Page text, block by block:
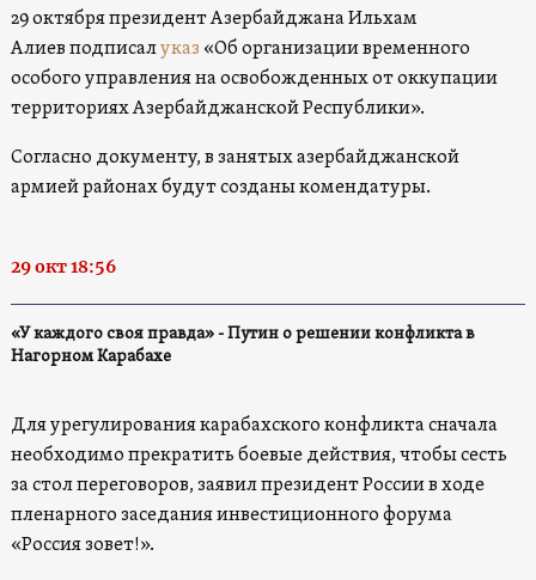
29 октября президент Азербайджана Ильхам
Алиев подписалуказ «Об организации временного
особого управления на освобожденных от оккупации
территориях Азербайджанской Республики».
Согласно документу, в занятых азербайджанской
армией районах будут созданы комендатуры.
29 окт 18:56
«У каждого своя правда» - Путин о решении конфликта в
Нагорном Карабахе
Для урегулирования карабахского конфликта сначала
необходимо прекратить боевые действия, чтобы сесть
за стол переговоров, заявил президент России в ходе
пленарного заседания инвестиционного форума
«Россия зовет!».